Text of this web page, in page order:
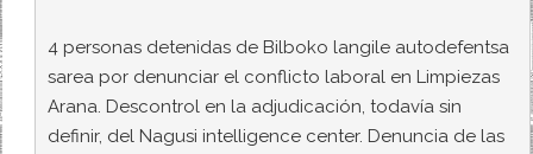
4 personas detenidas de Bilboko langile autodefentsa
sarea por denunciar el conflicto laboral en Limpiezas
Arana. Descontrol en la adjudicación, todavía sin
definir, del Nagusi intelligence center. Denuncia de las